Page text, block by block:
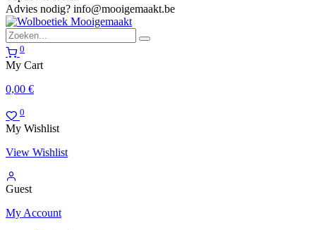
Advies nodig? info@mooigemaakt.be
0
My Cart
0,00 €
0
My Wishlist
View Wishlist
Guest
My Account